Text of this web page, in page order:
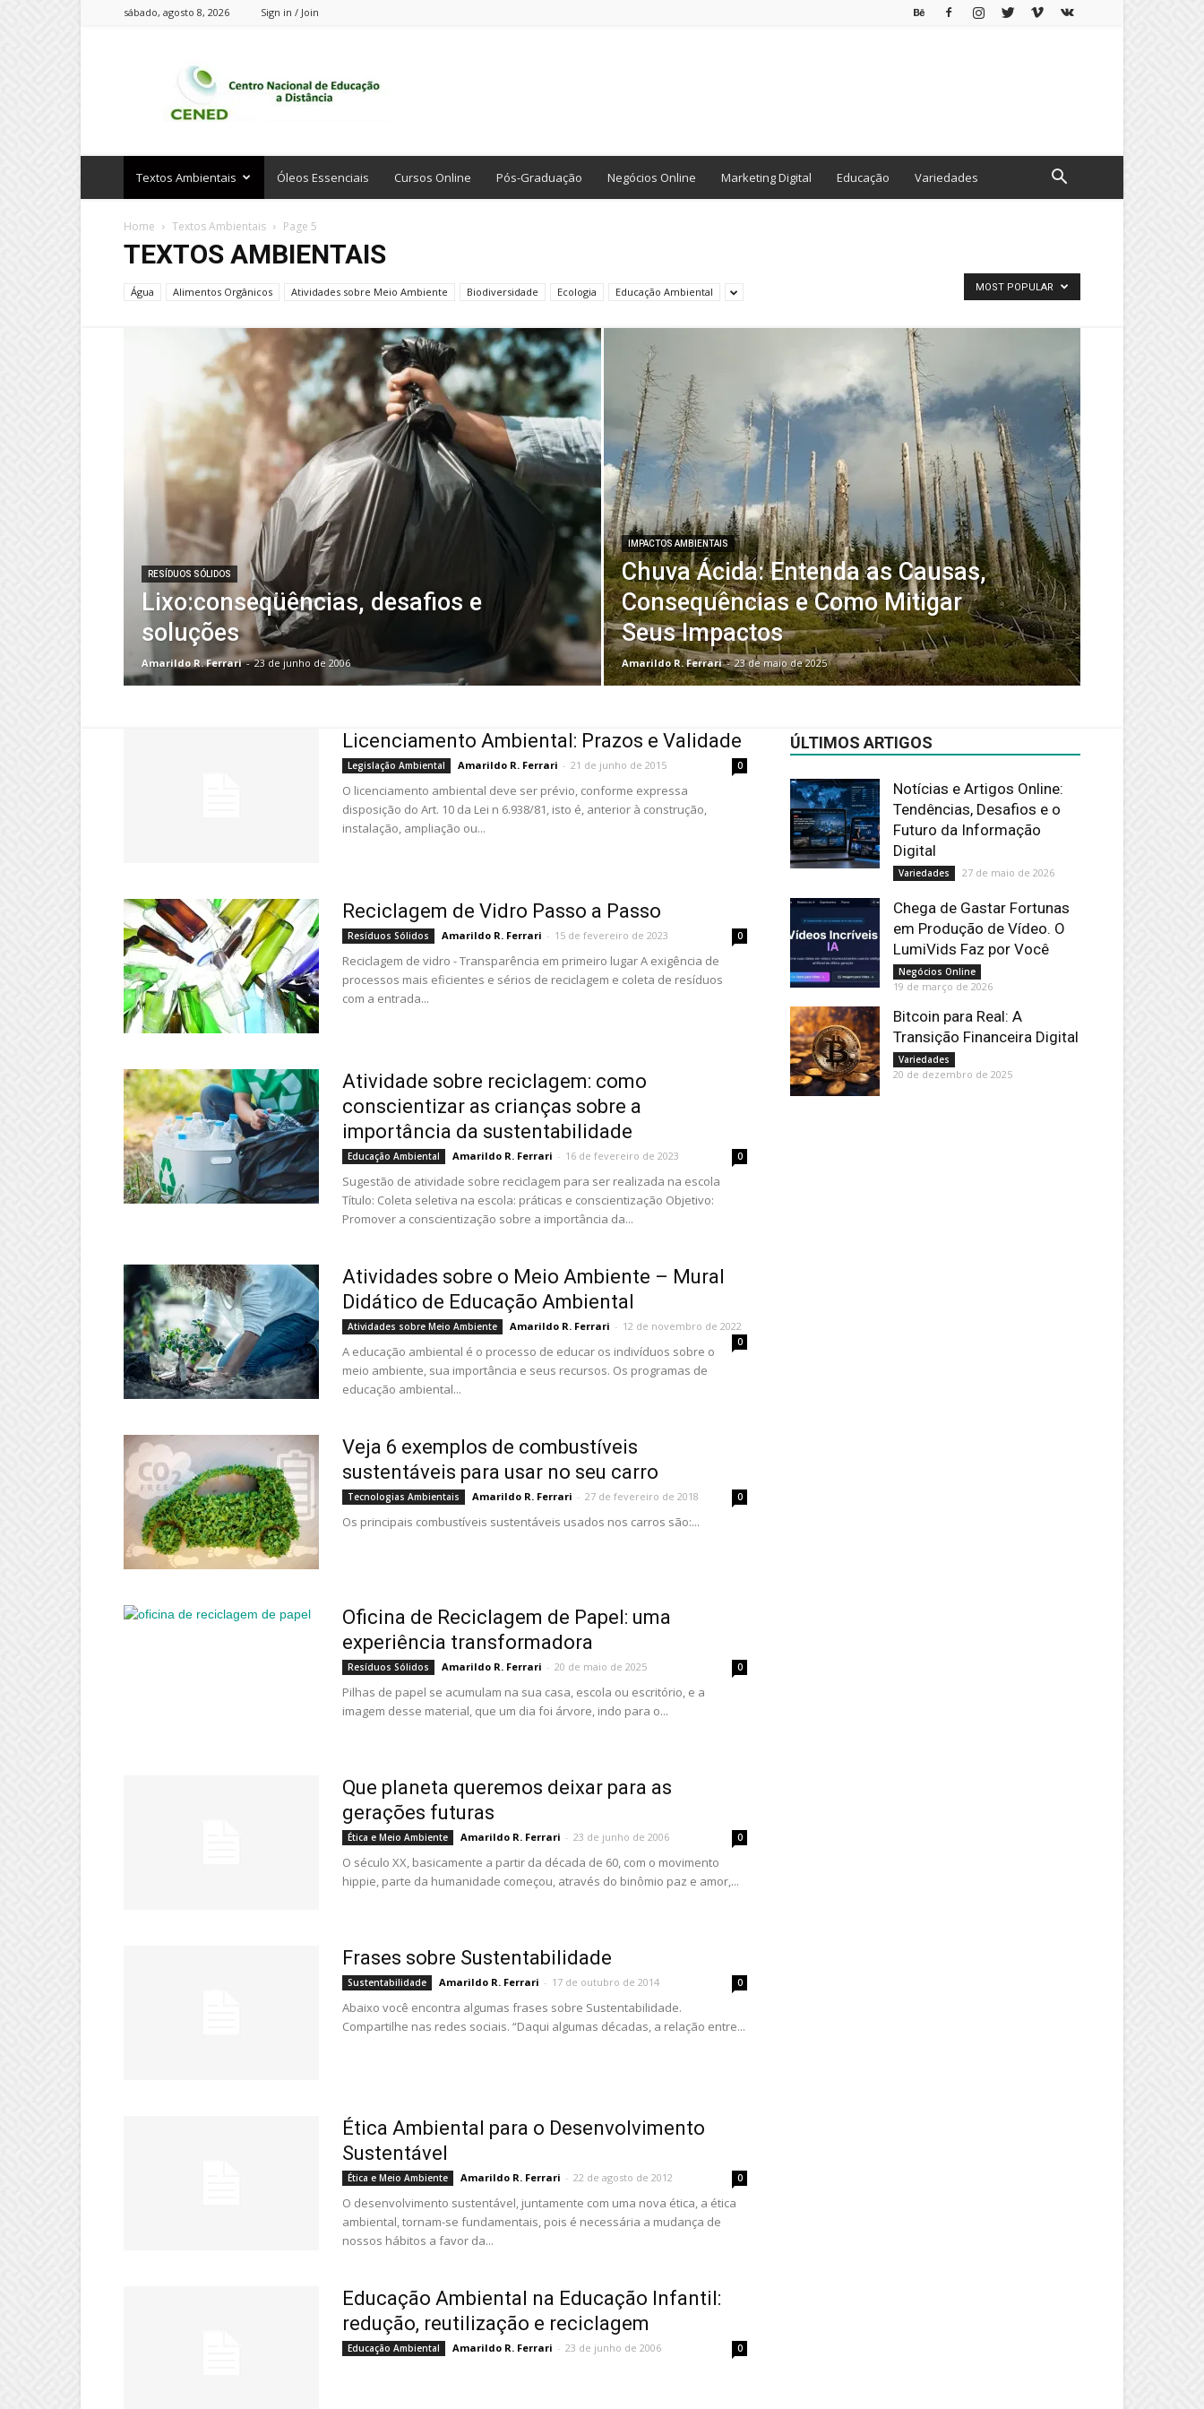
sábado, agosto 8, 2026 Sign in / Join
Cursos
Online
Textos Ambientais Óleos Essenciais Cursos Online Pós-Graduação Negócios Online Marketing Digital Educação Variedades
Home Textos Ambientais Page 5
TEXTOS AMBIENTAIS
Água Alimentos Orgânicos Atividades sobre Meio Ambiente Biodiversidade Ecologia Educação Ambiental MOST POPULAR
RESÍDUOS SÓLIDOS
Lixo:conseqüências, desafios e
soluções
Amarildo R. Ferrari - 23 de junho de 2006
IMPACTOS AMBIENTAIS
Chuva Ácida: Entenda as Causas,
Consequências e Como Mitigar
Seus Impactos
Amarildo R. Ferrari - 23 de maio de 2025
Licenciamento Ambiental: Prazos e Validade
Legislação Ambiental Amarildo R. Ferrari - 21 de junho de 2015 0
O licenciamento ambiental deve ser prévio, conforme expressa
disposição do Art. 10 da Lei n 6.938/81, isto é, anterior à construção,
instalação, ampliação ou...
Reciclagem de Vidro Passo a Passo
Resíduos Sólidos Amarildo R. Ferrari - 15 de fevereiro de 2023 0
Reciclagem de vidro - Transparência em primeiro lugar A exigência de
processos mais eficientes e sérios de reciclagem e coleta de resíduos
com a entrada...
Atividade sobre reciclagem: como
conscientizar as crianças sobre a
importância da sustentabilidade
Educação Ambiental Amarildo R. Ferrari - 16 de fevereiro de 2023 0
Sugestão de atividade sobre reciclagem para ser realizada na escola
Título: Coleta seletiva na escola: práticas e conscientização Objetivo:
Promover a conscientização sobre a importância da...
Atividades sobre o Meio Ambiente – Mural
Didático de Educação Ambiental
Atividades sobre Meio Ambiente Amarildo R. Ferrari - 12 de novembro de 2022
0
A educação ambiental é o processo de educar os indivíduos sobre o
meio ambiente, sua importância e seus recursos. Os programas de
educação ambiental...
Veja 6 exemplos de combustíveis
sustentáveis para usar no seu carro
Tecnologias Ambientais Amarildo R. Ferrari - 27 de fevereiro de 2018 0
Os principais combustíveis sustentáveis usados nos carros são:...
Oficina de Reciclagem de Papel: uma
experiência transformadora
Resíduos Sólidos Amarildo R. Ferrari - 20 de maio de 2025 0
Pilhas de papel se acumulam na sua casa, escola ou escritório, e a
imagem desse material, que um dia foi árvore, indo para o...
Que planeta queremos deixar para as
gerações futuras
Ética e Meio Ambiente Amarildo R. Ferrari - 23 de junho de 2006 0
O século XX, basicamente a partir da década de 60, com o movimento
hippie, parte da humanidade começou, através do binômio paz e amor,...
Frases sobre Sustentabilidade
Sustentabilidade Amarildo R. Ferrari - 17 de outubro de 2014 0
Abaixo você encontra algumas frases sobre Sustentabilidade.
Compartilhe nas redes sociais. “Daqui algumas décadas, a relação entre...
Ética Ambiental para o Desenvolvimento
Sustentável
Ética e Meio Ambiente Amarildo R. Ferrari - 22 de agosto de 2012 0
O desenvolvimento sustentável, juntamente com uma nova ética, a ética
ambiental, tornam-se fundamentais, pois é necessária a mudança de
nossos hábitos a favor da...
Educação Ambiental na Educação Infantil:
redução, reutilização e reciclagem
Educação Ambiental Amarildo R. Ferrari - 23 de junho de 2006 0
ÚLTIMOS ARTIGOS
Notícias e Artigos Online:
Tendências, Desafios e o
Futuro da Informação
Digital
Variedades 27 de maio de 2026
Chega de Gastar Fortunas
em Produção de Vídeo. O
LumiVids Faz por Você
Negócios Online
19 de março de 2026
Bitcoin para Real: A
Transição Financeira Digital
Variedades
20 de dezembro de 2025